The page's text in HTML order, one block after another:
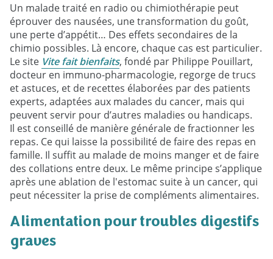
Un malade traité en radio ou chimiothérapie peut
éprouver des nausées, une transformation du goût,
une perte d’appétit… Des effets secondaires de la
chimio possibles. Là encore, chaque cas est particulier.
Le site Vite fait bienfaits, fondé par Philippe Pouillart,
docteur en immuno-pharmacologie, regorge de trucs
et astuces, et de recettes élaborées par des patients
experts, adaptées aux malades du cancer, mais qui
peuvent servir pour d’autres maladies ou handicaps.
Il est conseillé de manière générale de fractionner les
repas. Ce qui laisse la possibilité de faire des repas en
famille. Il suffit au malade de moins manger et de faire
des collations entre deux. Le même principe s’applique
après une ablation de l'estomac suite à un cancer, qui
peut nécessiter la prise de compléments alimentaires.
Alimentation pour troubles digestifs
graves